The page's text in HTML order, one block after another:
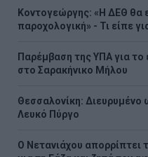
Κοντογεώργης: «Η ΔΕΘ θα
παροχολογική» - Τι είπε
Παρέμβαση της ΥΠΑ για
στο Σαρακήνικο Μήλου
Θεσσαλονίκη: Διευρυμένο
Λευκό Πύργο
Ο Νετανιάχου απορρίπτει